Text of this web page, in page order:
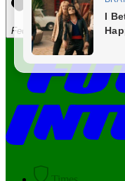
Fechar Menu